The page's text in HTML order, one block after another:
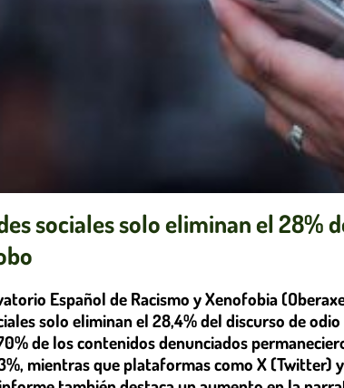
sociales solo eliminan el 28%
Español de Racismo y Xenofobia
solo eliminan el 28,4% del discurso de
de los contenidos denunciados
mientras que plataformas como X (Twitter)